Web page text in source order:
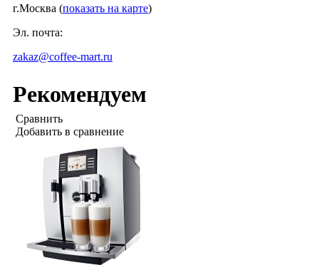
г.Москва (показать на карте)
Эл. почта:
zakaz@coffee-mart.ru
Рекомендуем
Сравнить
Добавить в сравнение